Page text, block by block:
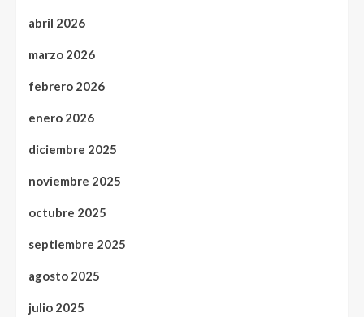
abril 2026
marzo 2026
febrero 2026
enero 2026
diciembre 2025
noviembre 2025
octubre 2025
septiembre 2025
agosto 2025
julio 2025